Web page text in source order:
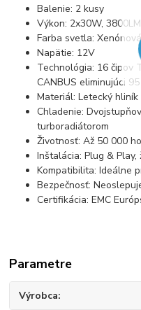
Balenie: 2 kusy
Výkon: 2x30W, 3800LM
Farba svetla:
Napätie: 12V
Technológia: 16 čipov
CANBUS eliminujúci
Materiál: Letecký hliník
Chladenie:
turboradiátorom
Životnosť: Až 50 000
Inštalácia: Plug & Play,
Kompatibilita: Ideálne
Bezpečnosť:
Certifikácia: EMC
Parametre
Výrobca